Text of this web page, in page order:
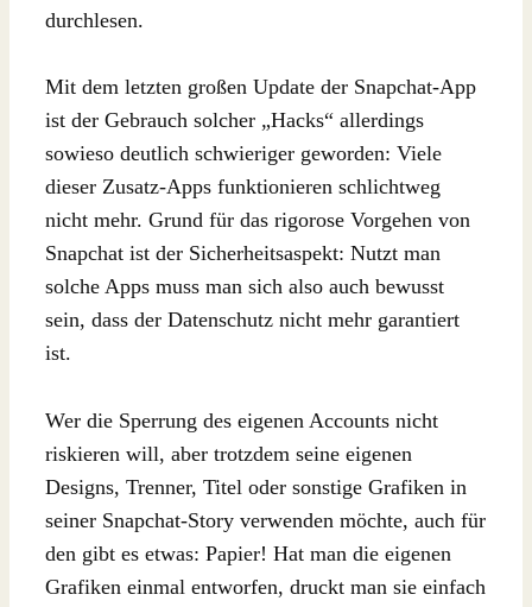
durchlesen.
Mit dem letzten großen Update der Snapchat-App
ist der Gebrauch solcher „Hacks“ allerdings
sowieso deutlich schwieriger geworden: Viele
dieser Zusatz-Apps funktionieren schlichtweg
nicht mehr. Grund für das rigorose Vorgehen von
Snapchat ist der Sicherheitsaspekt: Nutzt man
solche Apps muss man sich also auch bewusst
sein, dass der Datenschutz nicht mehr garantiert
ist.
Wer die Sperrung des eigenen Accounts nicht
riskieren will, aber trotzdem seine eigenen
Designs, Trenner, Titel oder sonstige Grafiken in
seiner Snapchat-Story verwenden möchte, auch für
den gibt es etwas: Papier! Hat man die eigenen
Grafiken einmal entworfen, druckt man sie einfach